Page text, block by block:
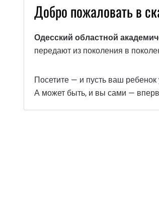
Добро пожаловать в
Одесский областной
передают из поколения в
Посетите — и пусть ваш
А может быть, и вы сами —